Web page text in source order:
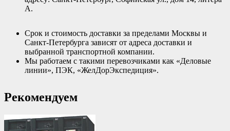
А.
Срок и стоимость доставки за пределами Москвы и
Санкт-Петербурга зависят от адреса доставки и
выбранной транспортной компании.
Мы работаем с такими перевозчиками как «Деловые
линии», ПЭК, «ЖелДорЭкспедиция».
Рекомендуем